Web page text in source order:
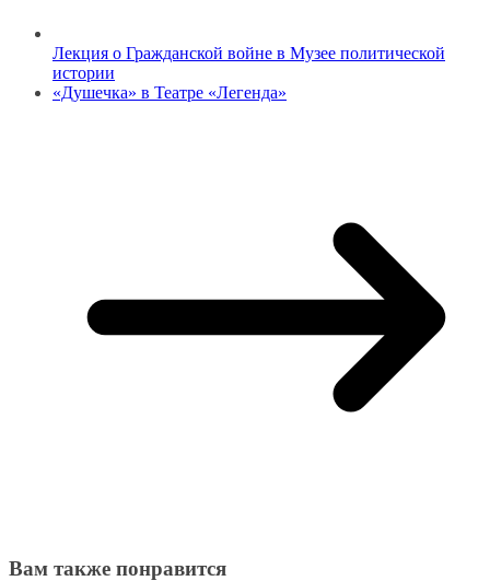
Лекция о Гражданской войне в Музее политической
истории
«Душечка» в Театре «Легенда»
Вам также понравится